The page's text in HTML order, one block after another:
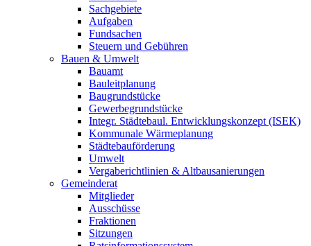
Sachgebiete
Aufgaben
Fundsachen
Steuern und Gebühren
Bauen & Umwelt
Bauamt
Bauleitplanung
Baugrundstücke
Gewerbegrundstücke
Integr. Städtebaul. Entwicklungskonzept (ISEK)
Kommunale Wärmeplanung
Städtebauförderung
Umwelt
Vergaberichtlinien & Altbausanierungen
Gemeinderat
Mitglieder
Ausschüsse
Fraktionen
Sitzungen